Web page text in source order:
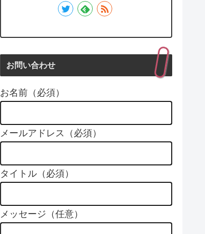
お問い合わせ
お名前（必須）
メールアドレス（必須）
タイトル（必須）
メッセージ（任意）